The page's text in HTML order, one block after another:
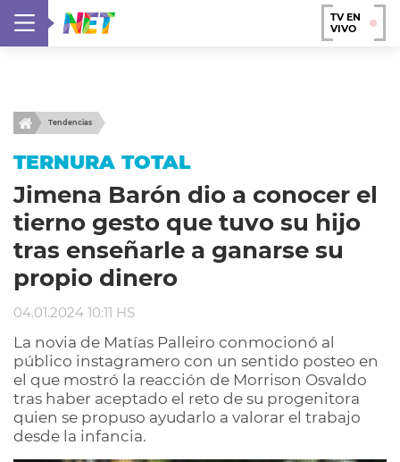
TV EN
VIVO
Tendencias
TERNURA TOTAL
Jimena Barón dio a conocer el
tierno gesto que tuvo su hijo
tras enseñarle a ganarse su
propio dinero
04.01.2024 10:11 HS
La novia de Matías Palleiro conmocionó al
público instagramero con un sentido posteo en
el que mostró la reacción de Morrison Osvaldo
tras haber aceptado el reto de su progenitora
quien se propuso ayudarlo a valorar el trabajo
desde la infancia.